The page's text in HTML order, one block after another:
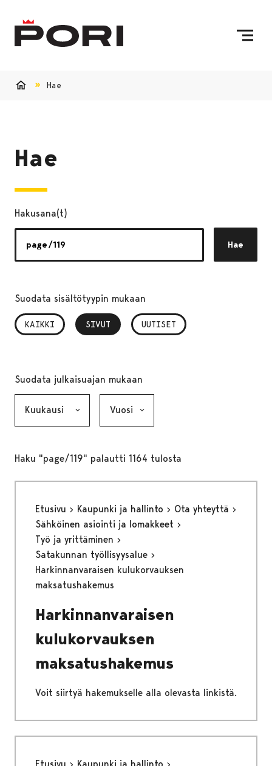
Hae
Hae
Hakusana(t)
Hae
Suodata sisältötyypin mukaan
KAIKKI SIVUT
, VALITTU UUTISET
Suodata julkaisuajan mukaan
Haku "page/119" palautti 1164 tulosta
Etusivu Kaupunki ja hallinto
Ota yhteyttä
Sähköinen asiointi ja lomakkeet
Työ ja yrittäminen
Satakunnan työllisyysalue
Harkinnanvaraisen kulukorvauksen
maksatushakemus
Harkinnanvaraisen
kulukorvauksen
maksatushakemus
Voit siirtyä hakemukselle alla olevasta linkistä.